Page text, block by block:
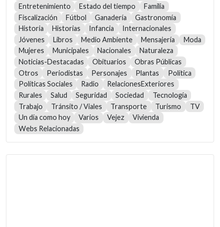
Entretenimiento
Estado del tiempo
Familia
Fiscalización
Fútbol Ganadería
Gastronomía
Historia
Historias Infancia
Internacionales
Jóvenes
Libros Medio Ambiente Mensajería
Moda
Mujeres
Municipales Nacionales
Naturaleza
Noticias-Destacadas
Obituarios
Obras Públicas
Otros
Periodistas Personajes Plantas
Política
Políticas Sociales
Radio
RelacionesExteriores
Rurales
Salud Seguridad Sociedad
Tecnología
Trabajo
Tránsito / Viales Transporte Turismo
TV
Un día como hoy
Varios Vejez
Vivienda
Webs Relacionadas